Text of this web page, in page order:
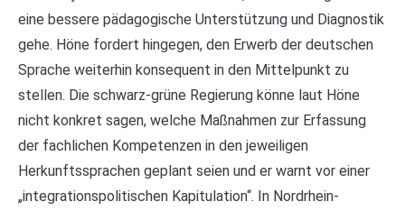
eine bessere pädagogische Unterstützung und Diagnostik
gehe. Höne fordert hingegen, den Erwerb der deutschen
Sprache weiterhin konsequent in den Mittelpunkt zu
stellen. Die schwarz-grüne Regierung könne laut Höne
nicht konkret sagen, welche Maßnahmen zur Erfassung
der fachlichen Kompetenzen in den jeweiligen
Herkunftssprachen geplant seien und er warnt vor einer
„integrationspolitischen Kapitulation“. In Nordrhein-